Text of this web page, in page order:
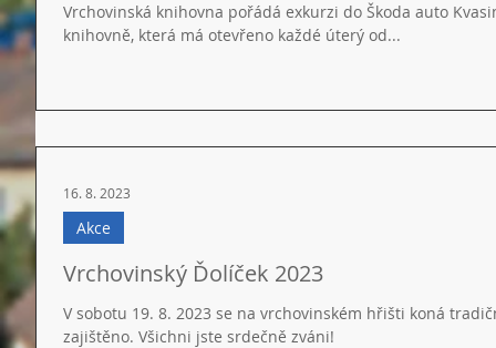
Vrchovinská knihovna pořádá exkurzi do Škoda auto
knihovně, která má otevřeno každé úterý od...
Vrchovinský Ďolíček 2023
V sobotu 19. 8. 2023 se na vrchovinském hřišti koná
zajištěno. Všichni jste srdečně zváni!
Akce
16. 8. 2023